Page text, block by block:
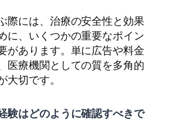
際には、治療の安全性と効果
に、いくつかの重要なポイン
があります。単に広告や料金
医療機関としての質を多角的
大切です。
験はどのように確認すべきで